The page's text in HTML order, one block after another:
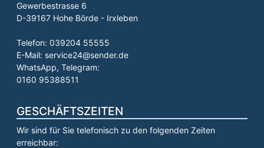
Gewerbestrasse 6
D-39167 Hohe Börde - Irxleben
Telefon: 039204 55555
E-Mail: service24@sender.de
WhatsApp, Telegram:
0160 95388511
GESCHÄFTSZEITEN
Wir sind für Sie telefonisch zu den folgenden Zeiten
erreichbar: